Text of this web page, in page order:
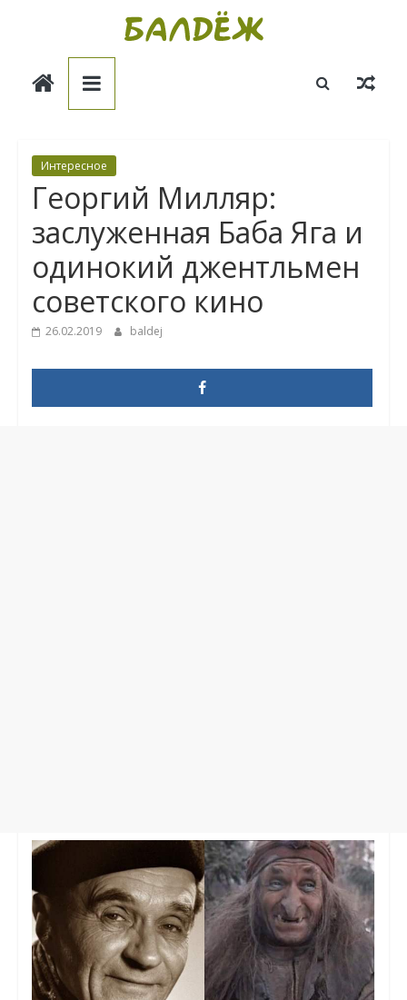
Балдёж
Интересное
Георгий Милляр:
заслуженная Баба Яга и
одинокий джентльмен
советского кино
26.02.2019 baldej